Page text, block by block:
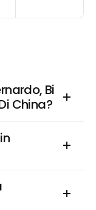
Bi
China?